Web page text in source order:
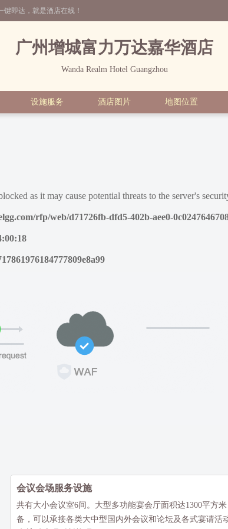
即达，就是酒店在线！
广州增城富力万达嘉华酒店
Wanda Realm Hotel Guangzhou
设施服务 酒店图片 地图位置
会议会场服务设施
共有大小会议室6间。大型多功能宴会厅面积达1300平方
备，可以承接各类大中型国内外会议和论坛及各式宴请活